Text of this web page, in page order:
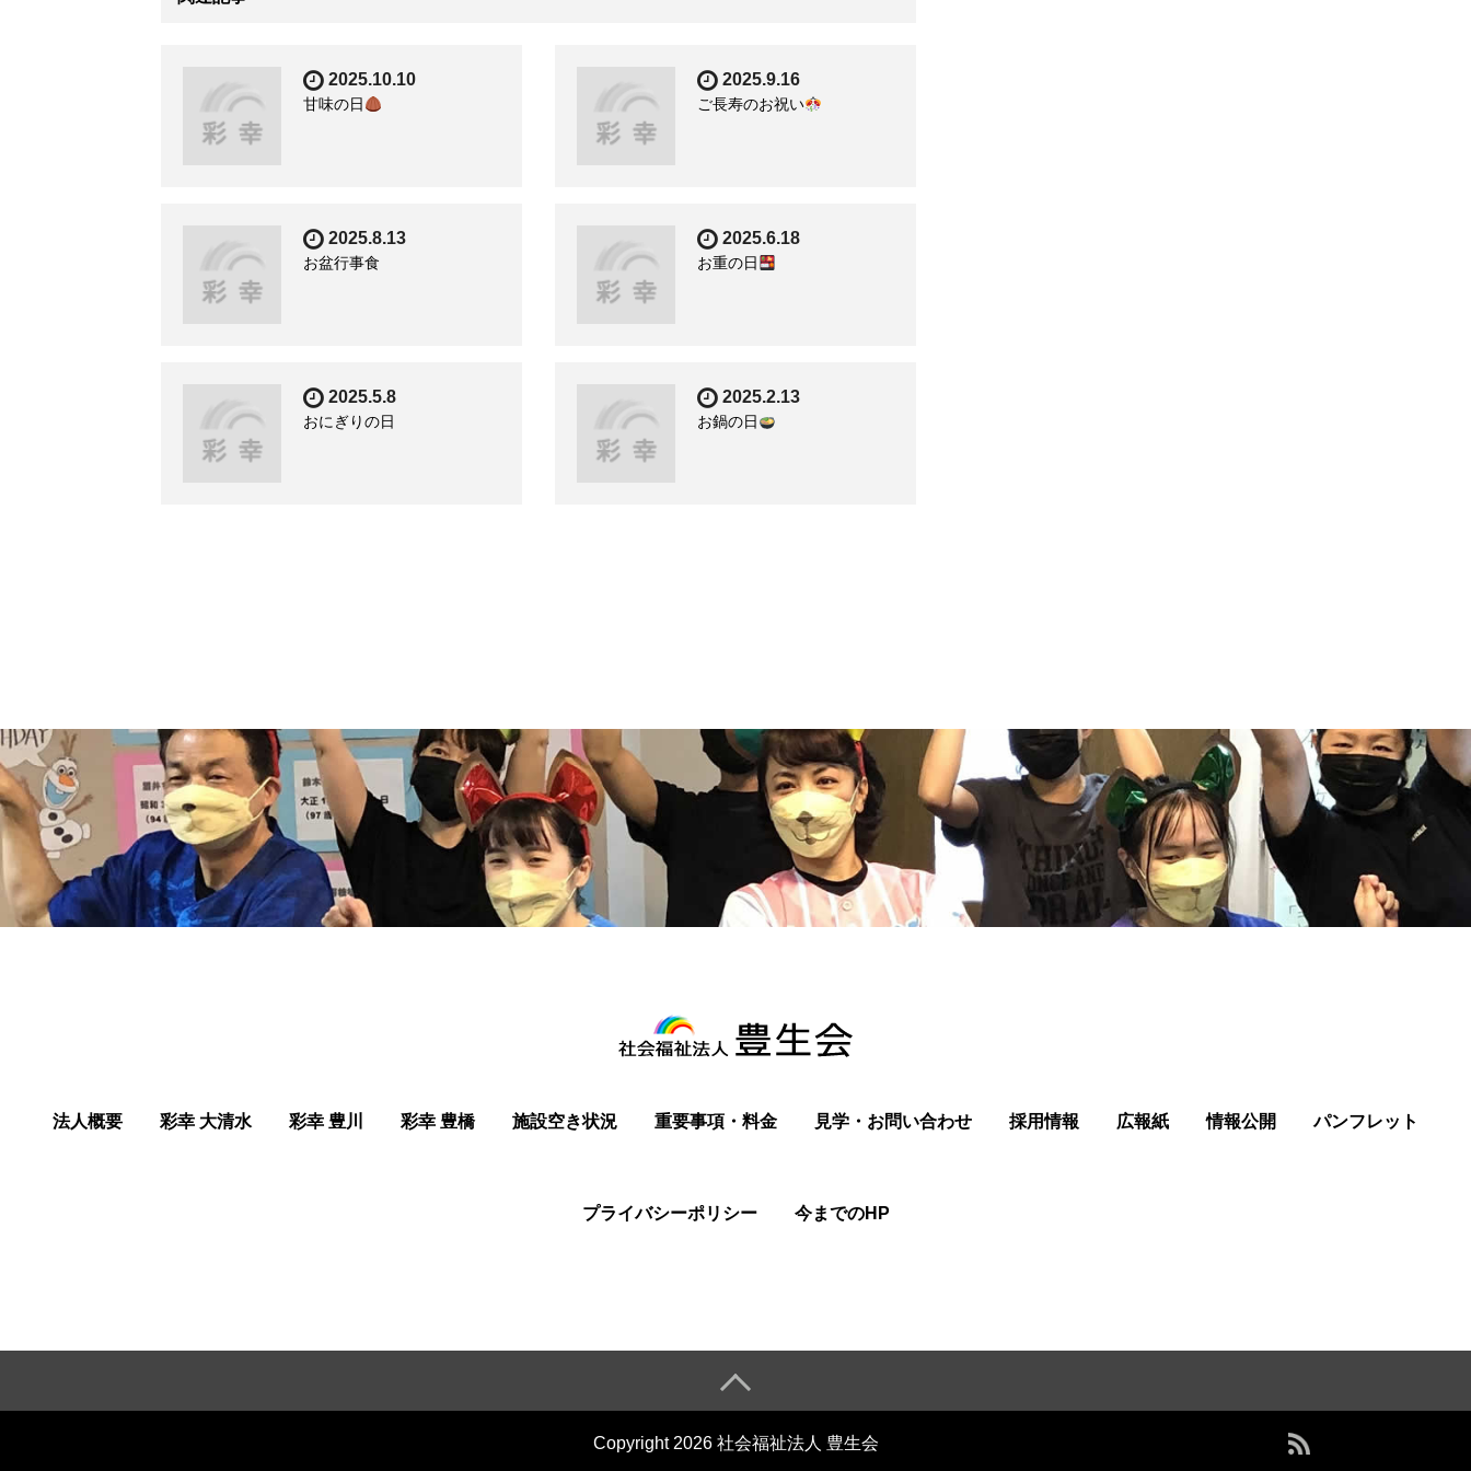
2025.10.10
甘味の日
2025.9.16
ご長寿のお祝い
2025.8.13
お盆行事食
2025.6.18
お重の日
2025.5.8
おにぎりの日
2025.2.13
お鍋の日
法人概要 彩幸 大清水 彩幸 豊川 彩幸 豊橋 施設空き状況 重要事項・料金 見学・お問い合わせ 採用情報 広報紙 情報公開 パンフレット
プライバシーポリシー 今までのHP
Copyright 2026 社会福祉法人 豊生会